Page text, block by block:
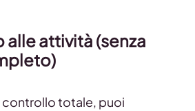
alle attività (senza
controllo totale, puoi